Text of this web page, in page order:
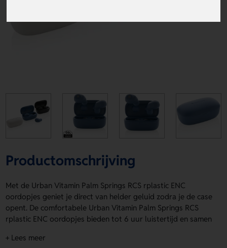
Productomschrijving
Met de Urban Vitamin Palm Springs RCS rplastic ENC
oordopjes geniet je direct van helder geluid zodra je de case
opent. De comfortabele Urban Vitamin Palm Springs RCS
rplastic ENC oordopjes bieden tot 6 uur luistertijd en samen
ENC-geïntegreerde microfoons voer je telefoongesprekken
+ Lees meer